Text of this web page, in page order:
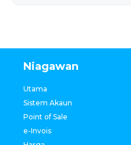
Niagawan
Utama
Sistem Akaun
Point of Sale
e-Invois